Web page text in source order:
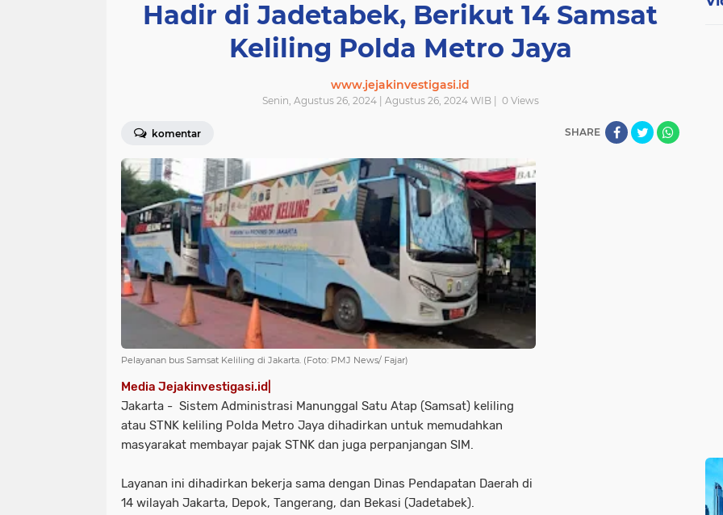
Hadir di Jadetabek, Berikut 14 Samsat
Keliling Polda Metro Jaya
www.jejakinvestigasi.id
Senin, Agustus 26, 2024 | Agustus 26, 2024 WIB | 0Views
komentar SHARE
Pelayanan bus Samsat Keliling di Jakarta. (Foto: PMJ News/ Fajar)
Media Jejakinvestigasi.id|
Jakarta - Sistem Administrasi Manunggal Satu Atap (Samsat) keliling
atau STNK keliling Polda Metro Jaya dihadirkan untuk memudahkan
masyarakat membayar pajak STNK dan juga perpanjangan SIM.
Layanan ini dihadirkan bekerja sama dengan Dinas Pendapatan Daerah di
14 wilayah Jakarta, Depok, Tangerang, dan Bekasi (Jadetabek).